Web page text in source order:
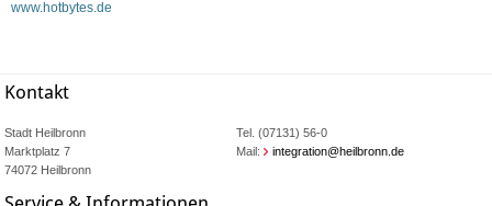
www.hotbytes.de
Kontakt
Stadt Heilbronn
Marktplatz 7
74072 Heilbronn
Tel. (07131) 56-0
Mail:
integration@heilbronn.de